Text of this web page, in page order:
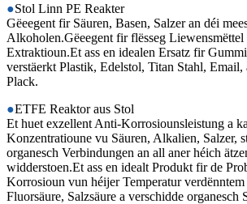
●Stol Linn PE Reakter
Gëeegent fir Säuren, Basen, Salzer an déi
Alkoholen.Gëeegent fir flësseg
Extraktioun.Et ass en idealen Ersatz fir
verstäerkt Plastik, Edelstol, Titan Stahl, Email,
Plack.
●ETFE Reaktor aus Stol
Et huet exzellent Anti-Korrosiounsleistung a
Konzentratioune vu Säuren, Alkalien, Salzer,
organesch Verbindungen an all aner héich
widderstoen.Et ass en idealt Produkt fir de
Korrosioun vun héijer Temperatur verdënntem
Fluorsäure, Salzsäure a verschidde organesch